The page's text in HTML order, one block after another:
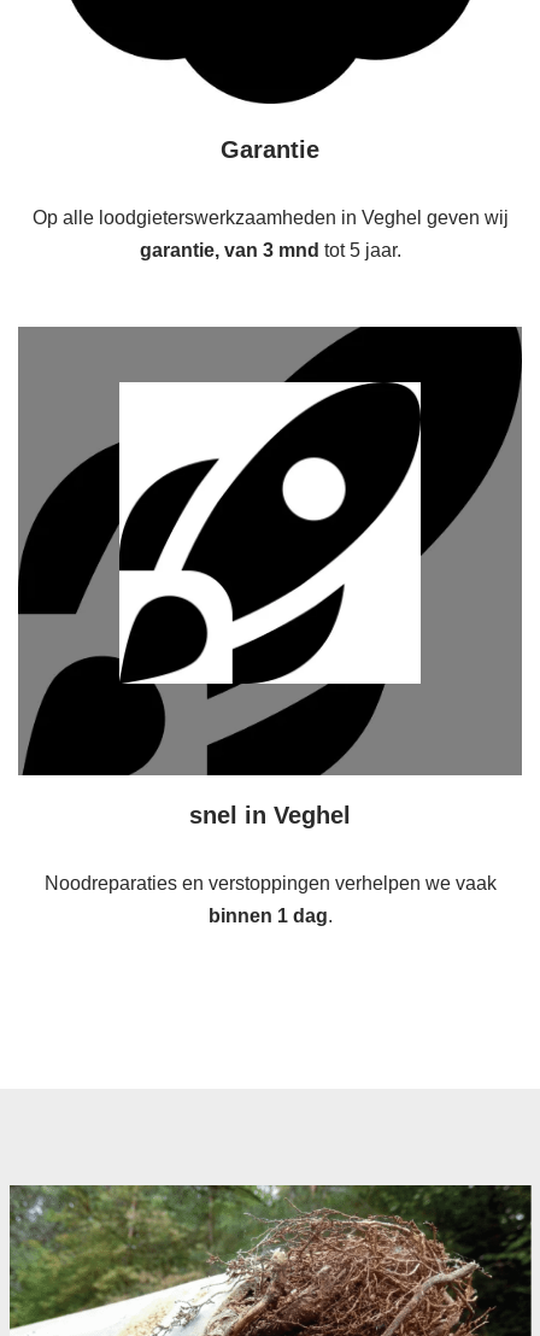
Garantie
Op alle loodgieterswerkzaamheden in Veghel geven wij
garantie, van 3 mnd tot 5 jaar.
snel in Veghel
Noodreparaties en verstoppingen verhelpen we vaak
binnen 1 dag.